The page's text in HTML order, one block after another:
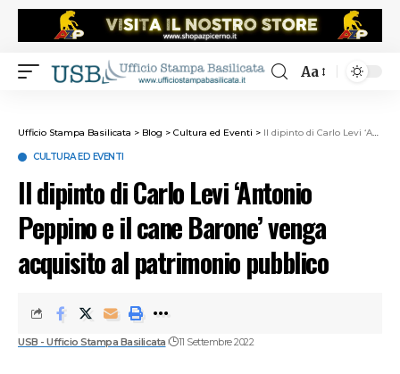
Aa
Ufficio Stampa Basilicata > Blog > Cultura ed Eventi > Il dipinto di Carlo Levi ‘Antonio Peppino e il cane Barone’ venga acquisito al patrimonio pubblico
CULTURA ED EVENTI
Il dipinto di Carlo Levi ‘Antonio
Peppino e il cane Barone’ venga
acquisito al patrimonio pubblico
USB - Ufficio Stampa Basilicata 11 Settembre 2022